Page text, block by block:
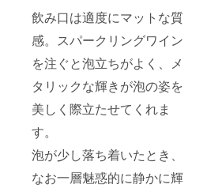
飲み口は適度にマットな質
感。スパークリングワイン
を注ぐと泡立ちがよく、メ
タリックな輝きが泡の姿を
美しく際立たせてくれま
す。
泡が少し落ち着いたとき、
なお一層魅惑的に静かに輝